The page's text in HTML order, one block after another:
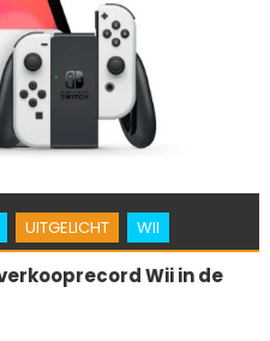
UITGELICHT WII
Wii in de